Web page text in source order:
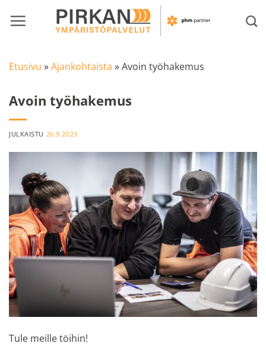
Etusivu »Ajankohtaista »Avoin työhakemus
Avoin työhakemus
JULKAISTU 26.9.2023
Tule meille töihin!